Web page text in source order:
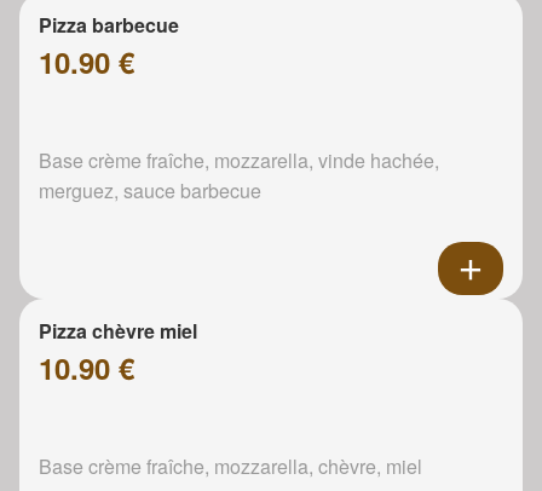
Pizza barbecue
10.90 €
Base crème fraîche, mozzarella, vinde hachée,
merguez, sauce barbecue
Pizza chèvre miel
10.90 €
Base crème fraîche, mozzarella, chèvre, miel